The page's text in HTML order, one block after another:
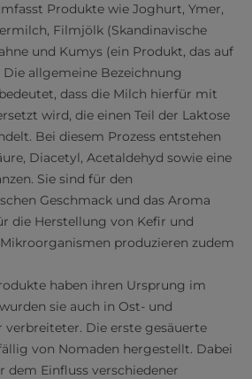
Produkte wie Joghurt, Ymer,
Filmjölk (Skandinavische
und Kumys (ein Produkt, das auf
allgemeine Bezeichnung
dass die Milch hierfür mit
wird, die einen Teil der Laktose
Bei diesem Prozess entstehen
Diacetyl, Acetaldehyd sowie eine
Sie sind für den
Geschmack und das Aroma
die Herstellung von Kefir und
produzieren zudem
haben ihren Ursprung im
sie auch in Ost- und
Die erste gesäuerte
von Nomaden hergestellt. Dabei
dem Einfluss verschiedener